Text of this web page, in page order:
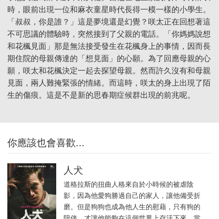
時，眼前出現一位和麻衣童星時代長得一模一樣的小學生。
「叔叔，你是誰？」這是夢境還是幻覺？咲太正在回想著這
不可思議的體驗時，突然接到了父親的電話。「你媽媽說想
和花楓見面」那是無法接受發生在花楓身上的事情，因而長
期住院的母親傳達的「想見面」的心願。為了回應母親的心
願，咲太和花楓決定一起去探望母親。然而許久沒有和母親
見面，兩人難掩緊張的情緒。而這時，咲太的身上出現了陌
生的傷痕。這是不是新的思春期症候群出現的前兆呢。
你應該也會喜歡...
人犬
道格拉斯的扭曲人格來自於小時候的被虐陰
影，因為他愛狗勝過自己的家人，讓他備受折
磨。但是狗狗也成為他人生的慰藉，只有狗的